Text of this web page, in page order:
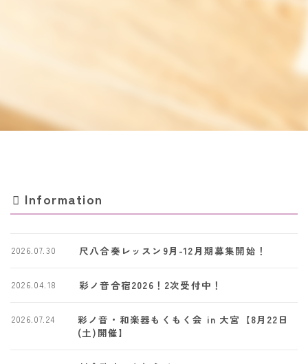
Information
尺八合奏レッスン9月-12月期募集開始！
2026.07.30
彩ノ音合宿2026！2次受付中！
2026.04.18
彩ノ音・和楽器もくもく会 in 大宮【8月22日
(土)開催】
2026.07.24